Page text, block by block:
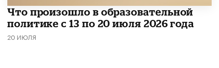
Что произошло в образовательной
политике с 13 по 20 июля 2026 года
20 ИЮЛЯ